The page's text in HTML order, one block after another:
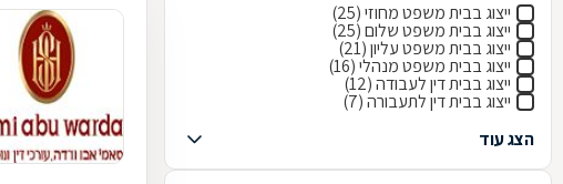
ייצוג בבית משפט מחוזי (25)
ייצוג בבית משפט שלום (25)
ייצוג בבית משפט עליון (21)
ייצוג בבית משפט מנהלי (16)
ייצוג בבית דין לעבודה (12)
ייצוג בבית דין לתעבורה (7)
הצג עוד